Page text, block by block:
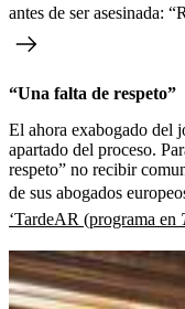
antes de ser asesinada:
“Una falta de respeto”
El ahora exabogado del
apartado del proceso.
respeto” no recibir
de sus abogados
‘TardeAR (programa en